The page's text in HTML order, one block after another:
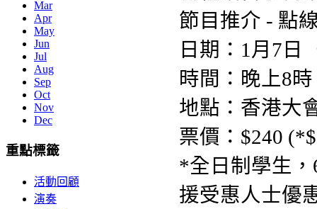
節目推介 - 點
日期：1月7日
時間：晚上8時
地點：香港大
票價：$240
*全日制學生
援受惠人士優
Mar
Apr
May
Jun
Jul
Aug
Sep
Oct
Nov
Dec
重點標籤
活動回顧
演奏